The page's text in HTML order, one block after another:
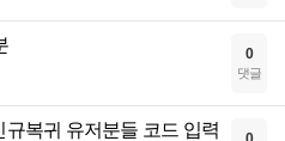
0
댓글
복귀 유저분들 코드 입력